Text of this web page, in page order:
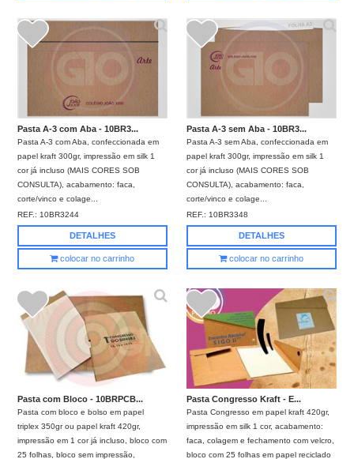
Pasta A-3 com Aba - 10BR3...
Pasta A-3 com Aba, confeccionada em
papel kraft 300gr, impressão em silk 1
cor já incluso (MAIS CORES SOB
CONSULTA), acabamento: faca,
corte/vinco e colage...
REF.: 10BR3244
DETALHES
colocar no carrinho
Pasta A-3 sem Aba - 10BR3...
Pasta A-3 sem Aba, confeccionada em
papel kraft 300gr, impressão em silk 1
cor já incluso (MAIS CORES SOB
CONSULTA), acabamento: faca,
corte/vinco e colage...
REF.: 10BR3348
DETALHES
colocar no carrinho
Pasta com Bloco - 10BRPCB...
Pasta com bloco e bolso em papel
triplex 350gr ou papel kraft 420gr,
impressão em 1 cor já incluso, bloco com
25 folhas, bloco sem impressão,
Pasta Congresso Kraft - E...
Pasta Congresso em papel kraft 420gr,
impressão em silk 1 cor, acabamento:
faca, colagem e fechamento com velcro,
bloco com 25 folhas em papel reciclado